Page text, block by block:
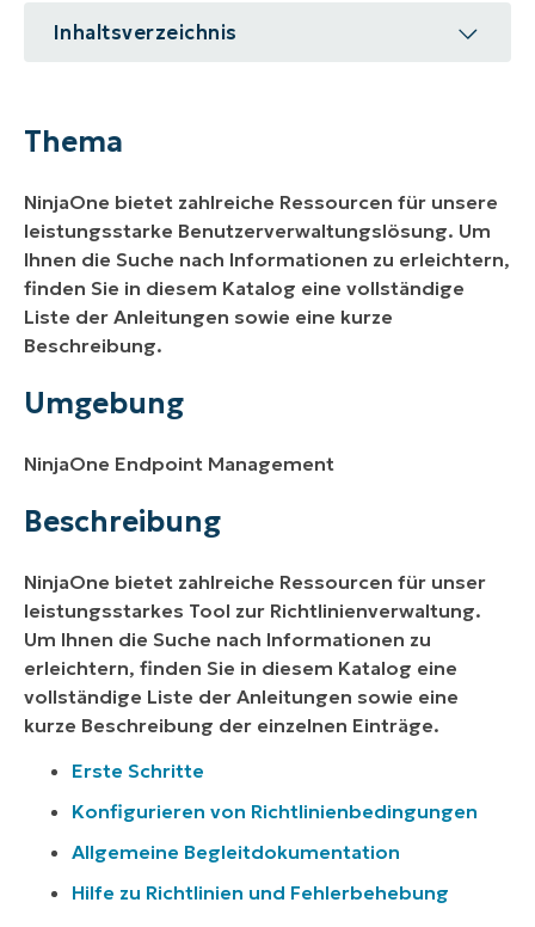
Inhaltsverzeichnis
Thema
NinjaOne bietet zahlreiche Ressourcen für unsere
leistungsstarke Benutzerverwaltungslösung. Um
Ihnen die Suche nach Informationen zu erleichtern,
finden Sie in diesem Katalog eine vollständige
Liste der Anleitungen sowie eine kurze
Beschreibung.
Umgebung
NinjaOne Endpoint Management
Beschreibung
NinjaOne bietet zahlreiche Ressourcen für unser
leistungsstarkes Tool zur Richtlinienverwaltung.
Um Ihnen die Suche nach Informationen zu
erleichtern, finden Sie in diesem Katalog eine
vollständige Liste der Anleitungen sowie eine
kurze Beschreibung der einzelnen Einträge.
Erste Schritte
Konfigurieren von Richtlinienbedingungen
Allgemeine Begleitdokumentation
Hilfe zu Richtlinien und Fehlerbehebung